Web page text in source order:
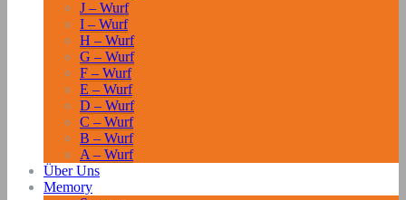
J – Wurf
I – Wurf
H – Wurf
G – Wurf
F – Wurf
E – Wurf
D – Wurf
C – Wurf
B – Wurf
A – Wurf
Über Uns
Memory